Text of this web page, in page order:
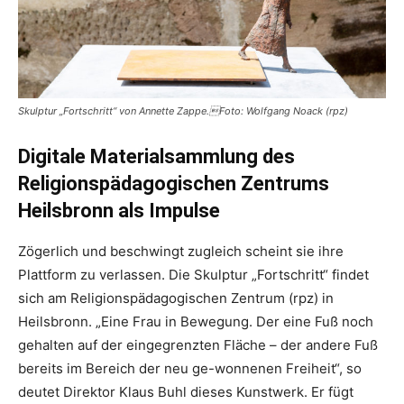
Skulptur „Fortschritt“ von Annette Zappe.Foto: Wolfgang Noack (rpz)
Digitale Materialsammlung des
Religionspädagogischen Zentrums
Heilsbronn als Impulse
Zögerlich und beschwingt zugleich scheint sie ihre
Plattform zu verlassen. Die Skulptur „Fortschritt“ findet
sich am Religionspädagogischen Zentrum (rpz) in
Heilsbronn. „Eine Frau in Bewegung. Der eine Fuß noch
gehalten auf der eingegrenzten Fläche – der andere Fuß
bereits im Bereich der neu ge-wonnenen Freiheit“, so
deutet Direktor Klaus Buhl dieses Kunstwerk. Er fügt